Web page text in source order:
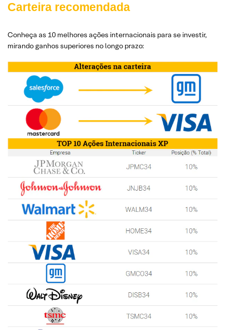
Carteira recomendada
Conheça as 10 melhores ações internacionais para se investir,
mirando ganhos superiores no longo prazo: